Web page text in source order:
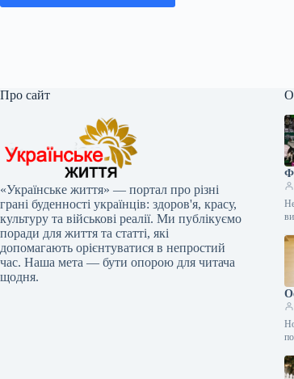
Про сайт
«Українське життя» — портал про різні
грані буденності українців: здоров'я, красу,
культуру та військові реалії. Ми публікуємо
поради для життя та статті, які
допомагають орієнтуватися в непростий
час. Наша мета — бути опорою для читача
щодня.